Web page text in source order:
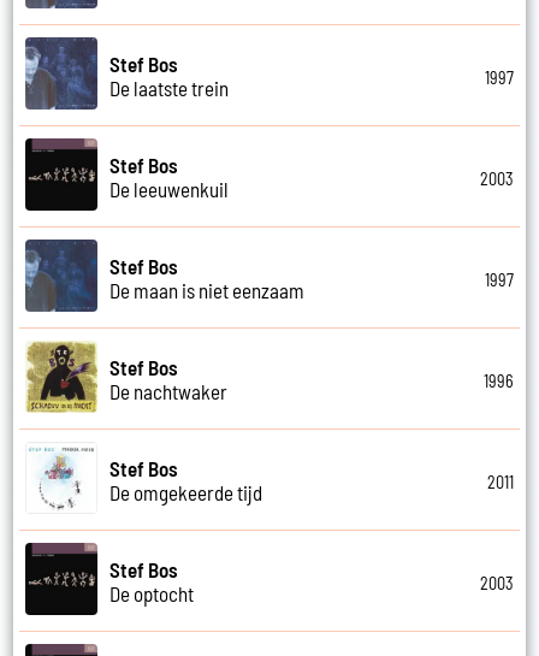
Stef Bos
De laatste trein
1997
Stef Bos
De leeuwenkuil
2003
Stef Bos
De maan is niet eenzaam
1997
Stef Bos
De nachtwaker
1996
Stef Bos
De omgekeerde tijd
2011
Stef Bos
De optocht
2003